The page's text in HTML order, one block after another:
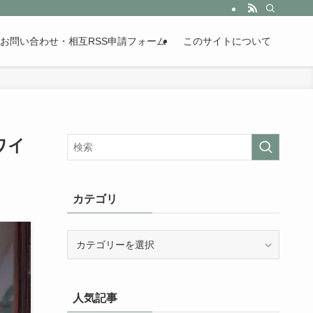
お問い合わせ・相互RSS申請フォーム このサイトについて
イ
カテゴリ
人気記事